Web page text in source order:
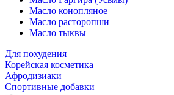
Масло конопляное
Масло расторопши
Масло тыквы
Для похудения
Корейская косметика
Афродизиаки
Спортивные добавки